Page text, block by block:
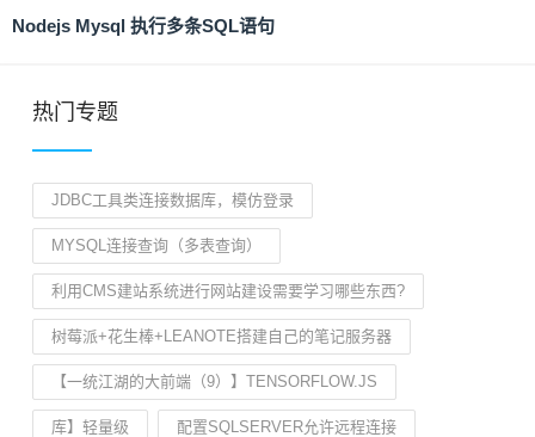
Nodejs Mysql 执行多条SQL语句
热门专题
JDBC工具类连接数据库，模仿登录
MYSQL连接查询（多表查询）
利用CMS建站系统进行网站建设需要学习哪些东西?
树莓派+花生棒+LEANOTE搭建自己的笔记服务器
【一统江湖的大前端（9）】TENSORFLOW.JS
库】轻量级 配置SQLSERVER允许远程连接